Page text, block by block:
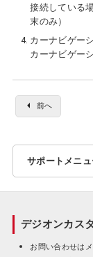
接続している
末のみ）
カーナビゲー
カーナビゲー
前へ
サポートメニ
デジオンカス
お問い合わせは